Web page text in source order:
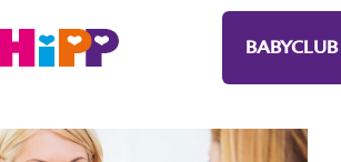
BABYCLUB